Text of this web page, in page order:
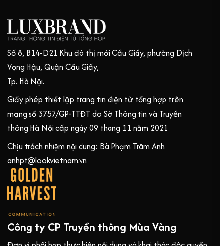
Số 8, B14-D21 Khu đô thị mới Cầu Giấy, phường Dịch
Vọng Hậu, Quận Cầu Giấy,
Tp. Hà Nội.
Giấy phép thiết lập trang tin điện tử tổng hợp trên
mạng số 3757/GP-TTĐT do Sở Thông tin và Truyền
thông Hà Nội cấp ngày 09 tháng 11 năm 2021
Chịu trách nhiệm nội dung: Bà Phạm Trâm Anh
anhpt@lookvietnam.vn
Công ty CP Truyền thông Mùa Vàng